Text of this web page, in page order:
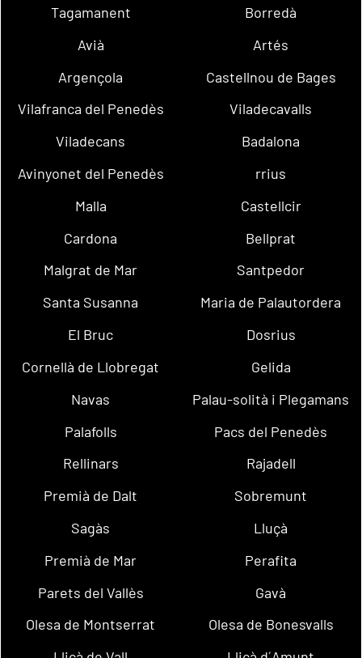
Tagamanent
Borredà
Avià
Artés
Argençola
Castellnou de Bages
Vilafranca del Penedès
Viladecavalls
Viladecans
Badalona
Avinyonet del Penedès
rrius
Malla
Castellcir
Cardona
Bellprat
Malgrat de Mar
Santpedor
Santa Susanna
Maria de Palautordera
El Bruc
Dosrius
Cornellà de Llobregat
Gelida
Navas
Palau-solità i Plegamans
Palafolls
Pacs del Penedès
Rellinars
Rajadell
Premià de Dalt
Sobremunt
Sagàs
Lluçà
Premià de Mar
Perafita
Parets del Vallès
Gavà
Olesa de Montserrat
Olesa de Bonesvalls